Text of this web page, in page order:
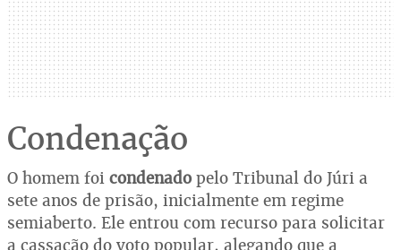
Condenação
O homem foi condenado pelo Tribunal do Júri a
sete anos de prisão, inicialmente em regime
semiaberto. Ele entrou com recurso para solicitar
a cassação do voto popular, alegando que a